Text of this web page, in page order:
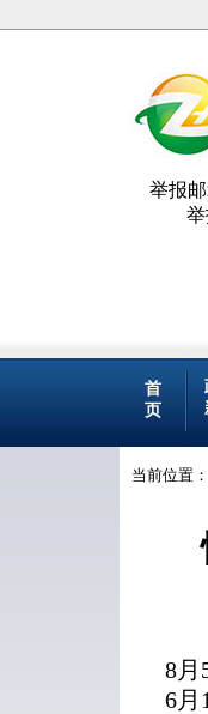
举报邮
举
首
页
当前位置：
8月
6月